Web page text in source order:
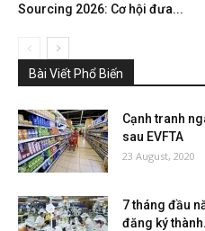
Sourcing 2026: Cơ hội đưa...
Bài Viết Phổ Biến
Cạnh tranh
sau EVFTA
23 August, 2020
7 tháng đầu
đăng ký